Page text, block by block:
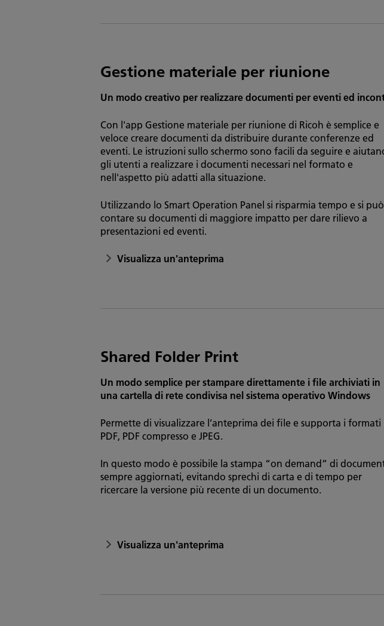
Gestione materiale per riunione
Un modo creativo per realizzare documenti per eventi ed
Con l'app Gestione materiale per riunione di Ricoh è semplice e
veloce creare documenti da distribuire durante conferenze ed
eventi. Le istruzioni sullo schermo sono facili da seguire e
gli utenti a realizzare i documenti necessari nel formato e
nell'aspetto più adatti alla situazione.
Utilizzando lo Smart Operation Panel si risparmia tempo e si può
contare su documenti di maggiore impatto per dare rilievo a
presentazioni ed eventi.
Visualizza un'anteprima
Shared Folder Print
Un modo semplice per stampare direttamente i file archiviati in
una cartella di rete condivisa nel sistema operativo Windows
Permette di visualizzare l’anteprima dei file e supporta i formati
PDF, PDF compresso e JPEG.
In questo modo è possibile la stampa “on demand” di
sempre aggiornati, evitando sprechi di carta e di tempo per
ricercare la versione più recente di un documento.
Visualizza un'anteprima